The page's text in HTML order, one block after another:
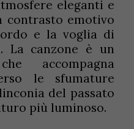
eleganti e
contrasto emotivo
e la voglia di
La canzone è un
accompagna
le sfumature
del passato
più luminoso.